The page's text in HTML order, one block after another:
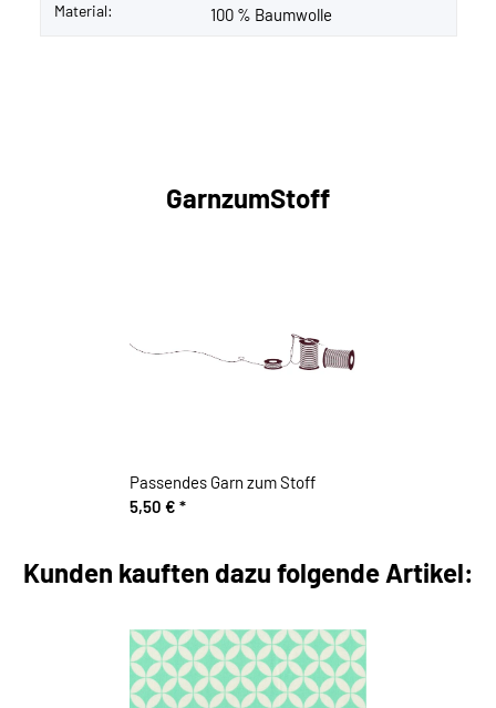
Material: 100 % Baumwolle
GarnzumStoff
Passendes Garn zum Stoff
5,50 € *
Kunden kauften dazu folgende Artikel: